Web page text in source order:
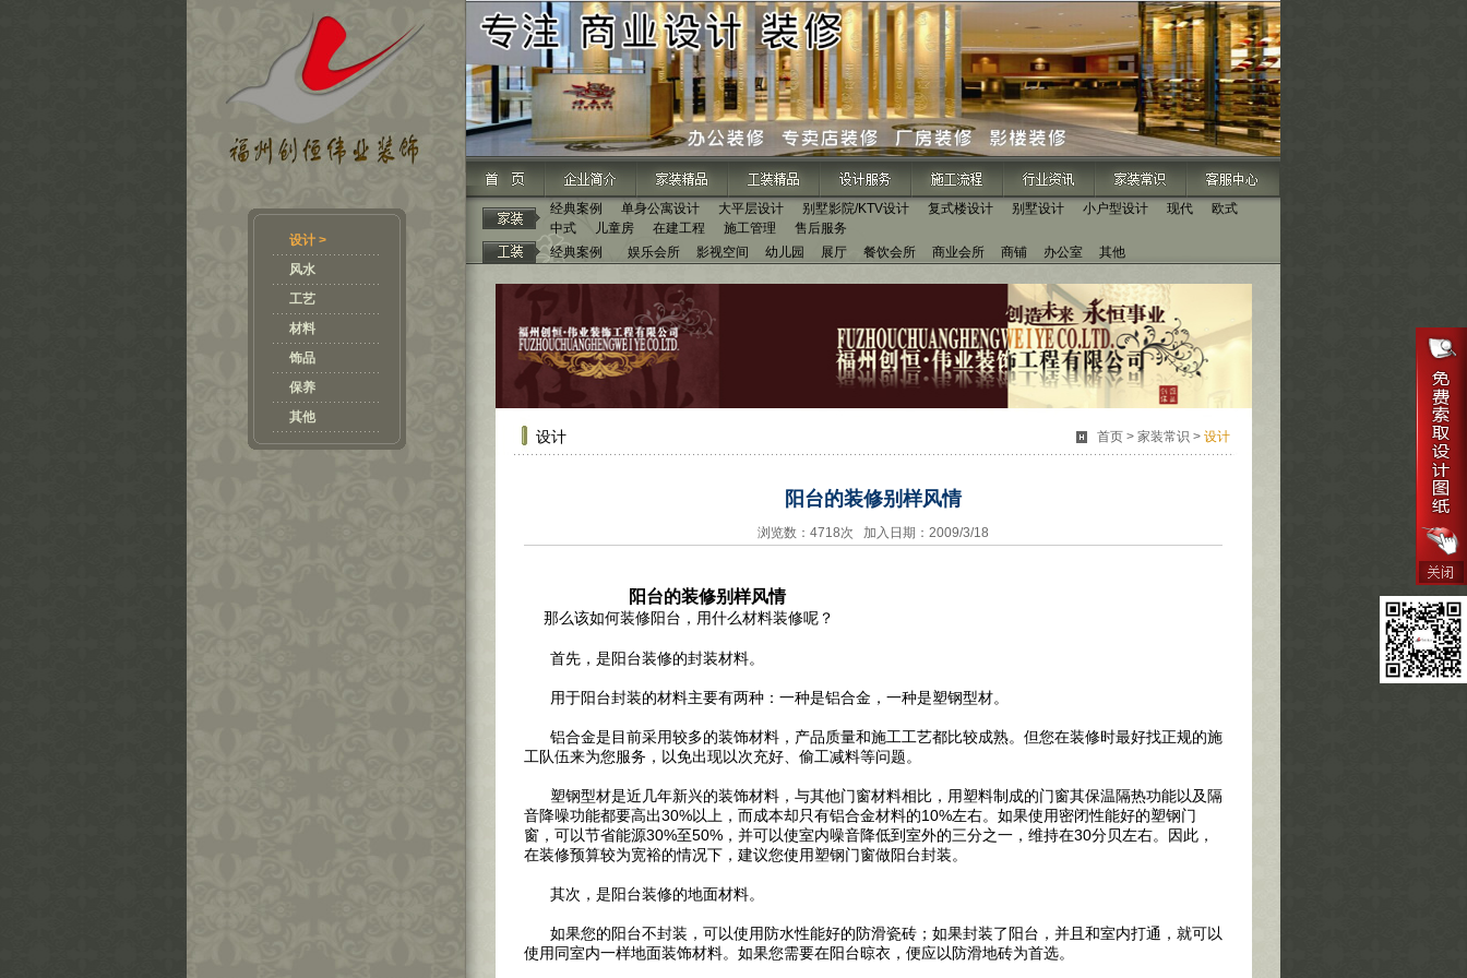
设计 >
风水
工艺
材料
饰品
保养
其他
经典案例 单身公寓设计 大平层设计 别墅影院/KTV设计 复式楼设计 别墅设计 小户型设计 现代
欧式
中式
儿童房 在建工程 施工管理
售后服务
经典案例
娱乐会所 影视空间 幼儿园 展厅 餐饮会所 商业会所 商铺 办公室 其他
设计 首页> 家装常识 > 设计
阳台的装修别样风情
浏览数：4718次 加入日期：2009/3/18
阳台的装修别样风情
那么该如何装修阳台，用什么材料装修呢？
首先，是阳台装修的封装材料。
用于阳台封装的材料主要有两种：一种是铝合金，一种是塑钢型材。
铝合金是目前采用较多的装饰材料，产品质量和施工工艺都比较成熟。但您在装修时最好找正规的施
工队伍来为您服务，以免出现以次充好、偷工减料等问题。
塑钢型材是近几年新兴的装饰材料，与其他门窗材料相比，用塑料制成的门窗其保温隔热功能以及隔
音降噪功能都要高出30%以上，而成本却只有铝合金材料的10%左右。如果使用密闭性能好的塑钢门
窗，可以节省能源30%至50%，并可以使室内噪音降低到室外的三分之一，维持在30分贝左右。因此，
在装修预算较为宽裕的情况下，建议您使用塑钢门窗做阳台封装。
其次，是阳台装修的地面材料。
如果您的阳台不封装，可以使用防水性能好的防滑瓷砖；如果封装了阳台，并且和室内打通，就可以
使用同室内一样地面装饰材料。如果您需要在阳台晾衣，便应以防滑地砖为首选。